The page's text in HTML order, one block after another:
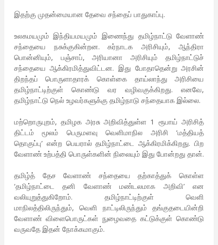
இதற்கு முதன்மையான தேவை சந்தைப் பாதுகாப்பு.
உலகமயமும் இந்தியமயமும் இணைந்து தமிழ்நாட்டு வேளாண்
சந்தையை நசுக்குகின்றன. கர்நாடக அரிசியும், ஆந்திரா
பொன்னியும், பஞ்சாப், அரியானா அரிசியும் தமிழ்நாட்டுச்
சந்தையை ஆக்கிரமித்துவிட்டன. இது போதாதென்று அரசின்
திறந்தப் பொருளாதாரக் கொள்கை தாய்லாந்து அரிசியை
தமிழ்நாட்டிற்குள் கொண்டு வர வழிவகுக்கிறது. எனவே,
தமிழ்நாட்டு நெல் உழவர்களுக்கு தமிழ்நாடு சந்தையாக இல்லை.
மற்றொருபுறம், தமிழக அரசு அறிவித்துள்ள 1 ரூபாய் அரிசித்
திட்டம் மூலம் பெருமளவு வெளிமாநில அரிசி ‘மத்தியத்
தொகுப்பு’ என்ற பெயரால் தமிழ்நாட்டை ஆக்கிரமிக்கிறது. பிற
வேளாண் உற்பத்தி பொருள்களின் நிலையும் இது போன்றது தான்.
தமிழ்த் தேச வேளாண் சந்தையை தற்காத்துக் கொள்ள
‘தமிழ்நாட்டை தனி வேளாண் மண்டலமாக அறிவி’ என
வலியுறுத்துகிறோம். தமிழ்நாட்டிற்குள் வெளி
மாநிலத்திலிருந்தும், வெளி நாட்டிலிருந்தும் தங்குதடையின்றி
வேளாண் விளைபொருட்கள் நுழைவதை கட்டுக்குள் கொண்டு
வருவதே இதன் நோக்கமாகும்.